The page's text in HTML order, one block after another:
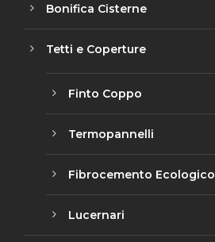
Bonifica Cisterne
Tetti e Coperture
Finto Coppo
Termopannelli
Fibrocemento Ecologico
Lucernari